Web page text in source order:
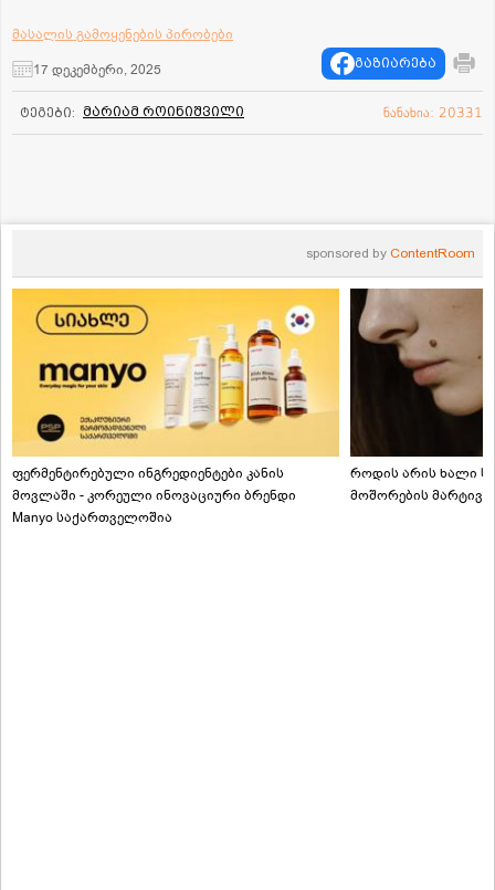
მასალის გამოყენების პირობები
17 დეკემბერი, 2025
გაზიარება
ტეგები: მარიამ როინიშვილი ნანახია: 20331
sponsored by ContentRoom
ფერმენტირებული ინგრედიენტები კანის
მოვლაში - კორეული ინოვაციური ბრენდი
Manyo საქართველოშია
როდის არის ხალი
მოშორების